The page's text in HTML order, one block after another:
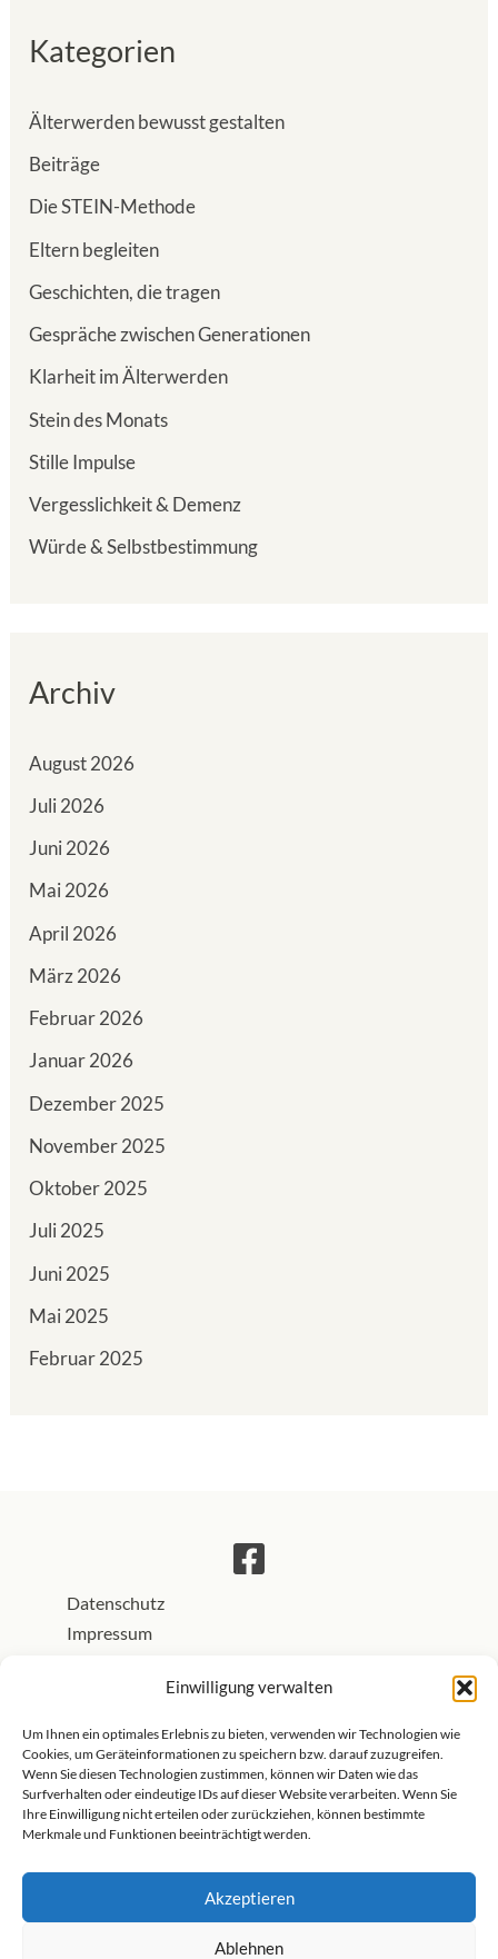
Einwilligung verwalten
Um Ihnen ein optimales Erlebnis zu bieten, verwenden wir Technologien wie
Cookies, um Geräteinformationen zu speichern bzw. darauf zuzugreifen.
Wenn Sie diesen Technologien zustimmen, können wir Daten wie das
Surfverhalten oder eindeutige IDs auf dieser Website verarbeiten. Wenn Sie
Ihre Einwilligung nicht erteilen oder zurückziehen, können bestimmte
Merkmale und Funktionen beeinträchtigt werden.
Akzeptieren
Ablehnen
Kategorien
Älterwerden bewusst gestalten
Beiträge
Die STEIN-Methode
Eltern begleiten
Geschichten, die tragen
Gespräche zwischen Generationen
Klarheit im Älterwerden
Stein des Monats
Stille Impulse
Vergesslichkeit & Demenz
Würde & Selbstbestimmung
Archiv
August 2026
Juli 2026
Juni 2026
Mai 2026
April 2026
März 2026
Februar 2026
Januar 2026
Dezember 2025
November 2025
Oktober 2025
Juli 2025
Juni 2025
Mai 2025
Februar 2025
Datenschutz
Impressum
Ausgestaltung dieser Website entstehen mit Unterstützung
generativer KI-Systeme. Alle Inhalte werden von Zenioren
fachlich und redaktionell geprüft. Einige Porträtfotos und
Blogbilder auf dieser Website wurden digital mit KI-